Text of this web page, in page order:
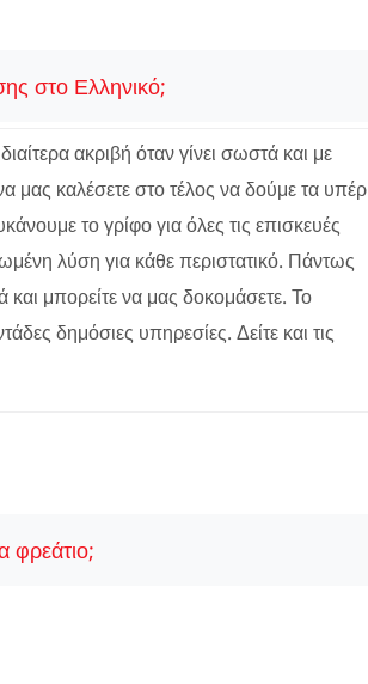
στο Ελληνικό;
ακριβή όταν γίνει σωστά και με
μας καλέσετε στο τέλος να δούμε τα υπέρ
το γρίφο για όλες τις επισκευές
λύση για κάθε περιστατικό. Πάντως
μπορείτε να μας δοκομάσετε. Το
δημόσιες υπηρεσίες. Δείτε και τις
φρεάτιο;